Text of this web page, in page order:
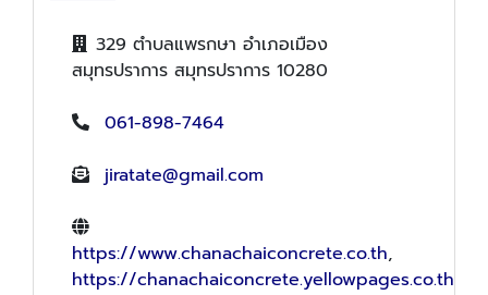
329 ตำบลแพรกษา อำเภอเมือง
สมุทรปราการ สมุทรปราการ 10280
061-898-7464
jiratate@gmail.com
https://www.chanachaiconcrete.co.th,
https://chanachaiconcrete.yellowpages.co.th